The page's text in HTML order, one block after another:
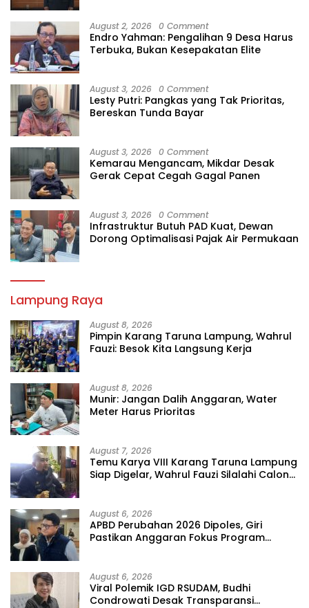
August 2, 2026 0 Comment
Endro Yahman: Pengalihan 9 Desa Harus
Terbuka, Bukan Kesepakatan Elite
August 3, 2026 0 Comment
Lesty Putri: Pangkas yang Tak Prioritas,
Bereskan Tunda Bayar
August 3, 2026 0 Comment
Kemarau Mengancam, Mikdar Desak
Gerak Cepat Cegah Gagal Panen
August 3, 2026 0 Comment
Infrastruktur Butuh PAD Kuat, Dewan
Dorong Optimalisasi Pajak Air Permukaan
Lampung Raya
August 8, 2026
Pimpin Karang Taruna Lampung, Wahrul
Fauzi: Besok Kita Langsung Kerja
August 8, 2026
Munir: Jangan Dalih Anggaran, Water
Meter Harus Prioritas
August 7, 2026
Temu Karya VIII Karang Taruna Lampung
Siap Digelar, Wahrul Fauzi Silalahi Calon
August 6, 2026
APBD Perubahan 2026 Dipoles, Giri
Pastikan Anggaran Fokus Program
August 6, 2026
Viral Polemik IGD RSUDAM, Budhi
Condrowati Desak Transparansi